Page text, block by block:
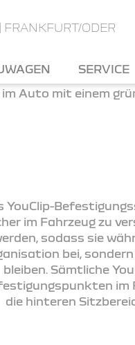
| FRANKFURT/ODER
SERVICE
YouClip-
im Fahrzeug zu
sodass sie
bei,
bleiben. Sämtliche
im
die hinteren